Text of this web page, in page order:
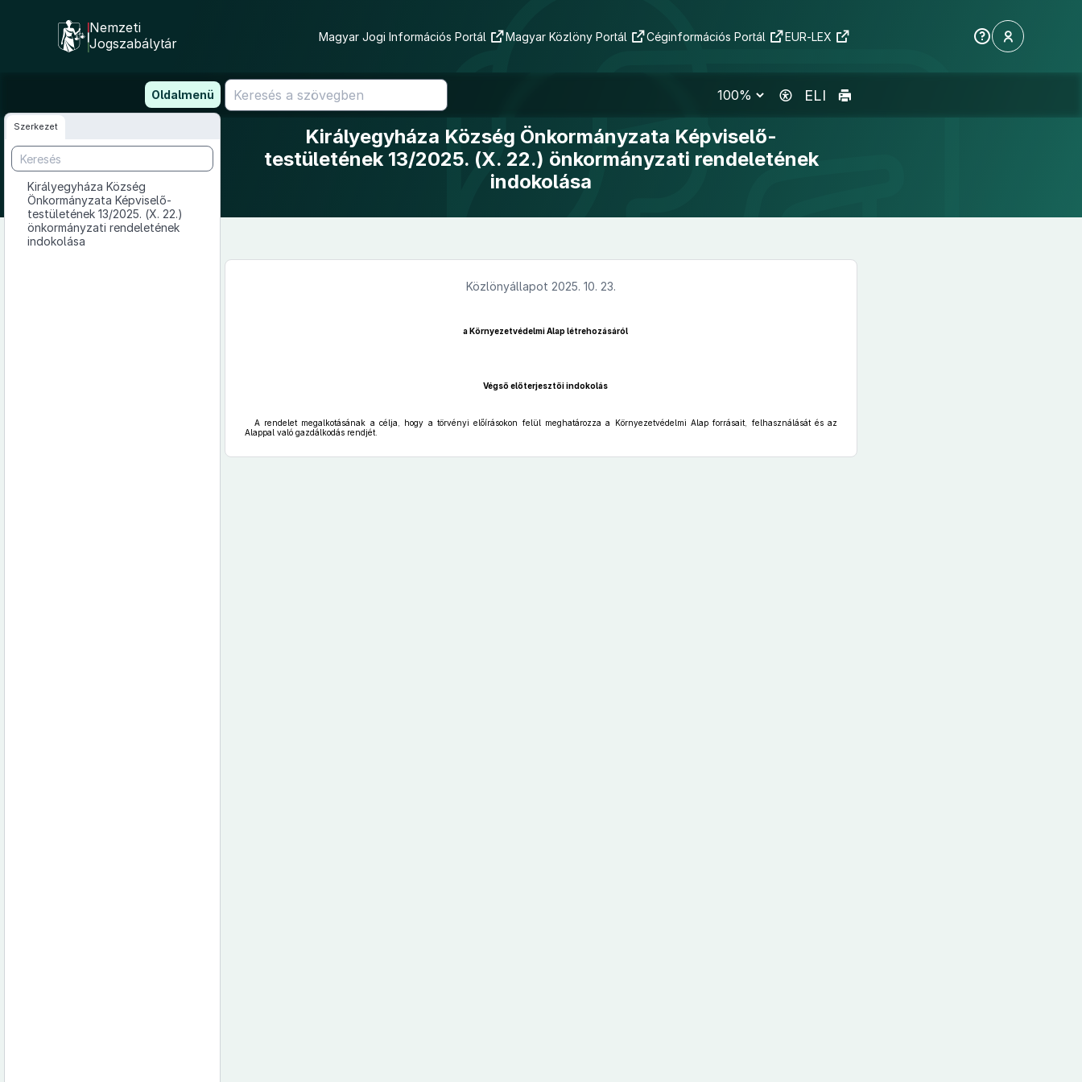
tartalomra
Nemzeti
Jogszabálytár
Magyar Jogi Információs Portál Magyar Közlöny Portál Céginformációs Portál EUR-LEX
Oldalmenü ELI
Szerkezet
Királyegyháza Község
Önkormányzata Képviselő-
testületének 13/2025. (X. 22.)
önkormányzati rendeletének
indokolása
Királyegyháza Község Önkormányzata Képviselő-
testületének 13/2025. (X. 22.) önkormányzati rendeletének
indokolása
Közlönyállapot 2025. 10. 23.
a Környezetvédelmi Alap létrehozásáról
Végső előterjesztői indokolás
A rendelet megalkotásának a célja, hogy a törvényi előírásokon felül meghatározza a Környezetvédelmi Alap forrásait, felhasználását és az
Alappal való gazdálkodás rendjét.